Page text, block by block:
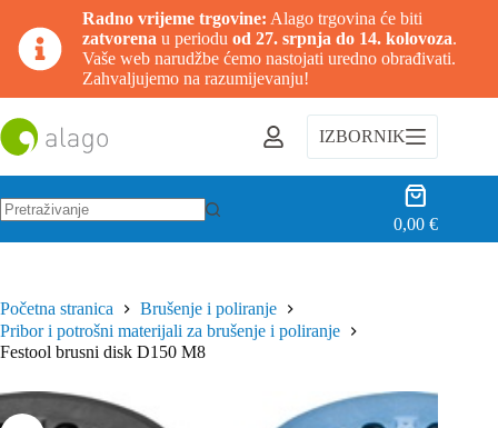
Radno vrijeme trgovine: Alago trgovina će biti
zatvorena u periodu od 27. srpnja do 14. kolovoza.
Vaše web narudžbe ćemo nastojati uredno obrađivati.
Zahvaljujemo na razumijevanju!
na
sadržaj
IZBORNIK
Košarica
0,00€
Početna stranica
Brušenje i poliranje
Pribor i potrošni materijali za brušenje i poliranje
Festool brusni disk D150 M8